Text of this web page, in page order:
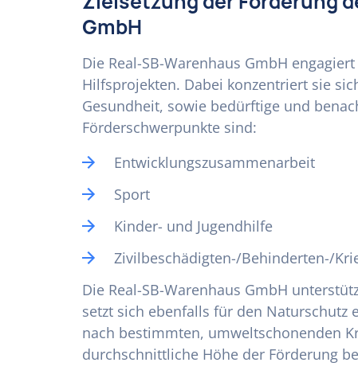
GmbH
Die Real-SB-Warenhaus GmbH
Hilfsprojekten. Dabei konzentriert sie
Gesundheit, sowie bedürftige und
Förderschwerpunkte sind:
Entwicklungszusammenarbeit
Sport
Kinder- und Jugendhilfe
Zivilbeschädigten-/Behinderten-/
Die Real-SB-Warenhaus GmbH
setzt sich ebenfalls für den Naturschutz
nach bestimmten, umweltschonenden
durchschnittliche Höhe der Förderung